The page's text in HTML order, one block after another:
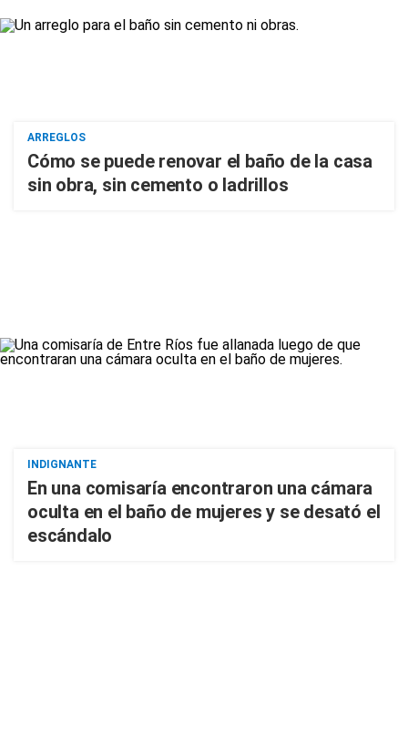
ARREGLOS
Cómo se puede renovar el baño de la casa
sin obra, sin cemento o ladrillos
INDIGNANTE
En una comisaría encontraron una cámara
oculta en el baño de mujeres y se desató el
escándalo